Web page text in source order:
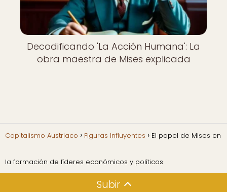
Decodificando 'La Acción Humana': La
obra maestra de Mises explicada
Capitalismo Austriaco Figuras Influyentes El papel de Mises en
la formación de líderes económicos y políticos
Subir